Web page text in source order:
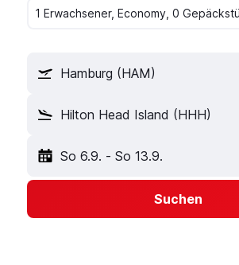
1 Erwachsener, Economy, 0
Hamburg (HAM)
Hilton Head Island (HHH)
So 6.9. - So 13.9.
Suchen